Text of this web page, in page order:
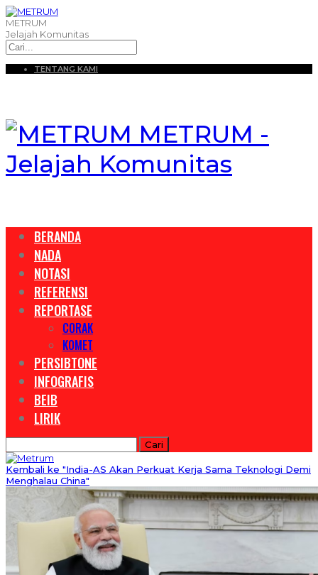
METRUM
Jelajah Komunitas
TENTANG KAMI
METRUM -
Jelajah Komunitas
BERANDA
NADA
NOTASI
REFERENSI
REPORTASE
CORAK
KOMET
PERSIBTONE
INFOGRAFIS
BEIB
LIRIK
Kembali ke "India-AS Akan Perkuat Kerja Sama Teknologi Demi
Menghalau China"